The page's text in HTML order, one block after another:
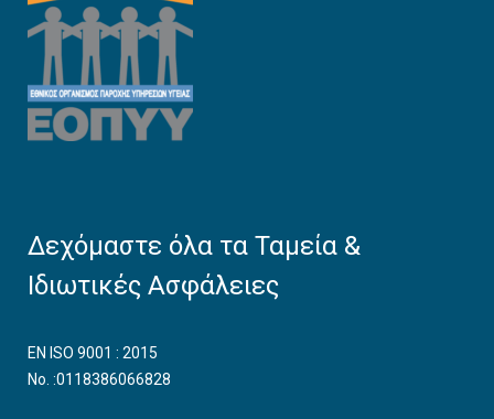
Δεχόμαστε όλα τα Ταμεία &
Ιδιωτικές Ασφάλειες
EN ISO 9001 : 2015
No. :0118386066828